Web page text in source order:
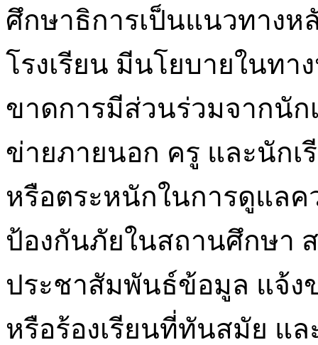
ศึกษาธิการเป็นแนวทาง
โรงเรียน มีนโยบายในท
ขาดการมีส่วนร่วมจากนัก
ข่ายภายนอก ครู และนักเ
หรือตระหนักในการดูแล
ป้องกันภัยในสถานศึกษา
ประชาสัมพันธ์ข้อมูล แจ้ง
หรือร้องเรียนที่ทันสมัย แ